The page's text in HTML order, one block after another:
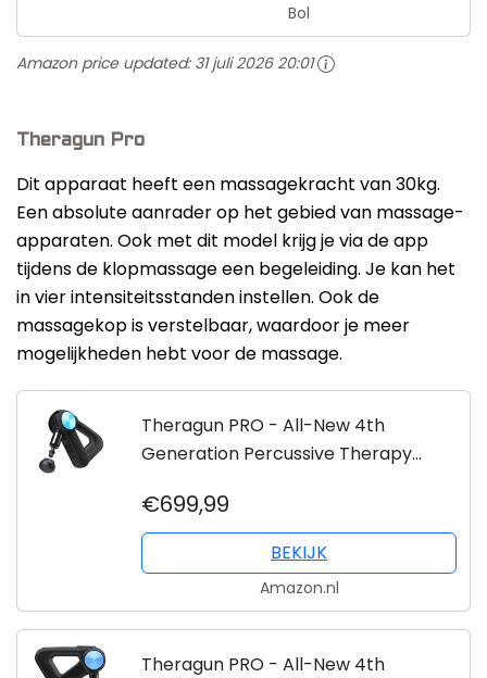
Bol
Amazon price updated: 31 juli 2026 20:01
Theragun Pro
Dit apparaat heeft een massagekracht van 30kg.
Een absolute aanrader op het gebied van massage-
apparaten. Ook met dit model krijg je via de app
tijdens de klopmassage een begeleiding. Je kan het
in vier intensiteitsstanden instellen. Ook de
massagekop is verstelbaar, waardoor je meer
mogelijkheden hebt voor de massage.
Theragun PRO - All-New 4th
Generation Percussive Therapy
Massage Gun
€699,99
BEKIJK
Amazon.nl
Theragun PRO - All-New 4th